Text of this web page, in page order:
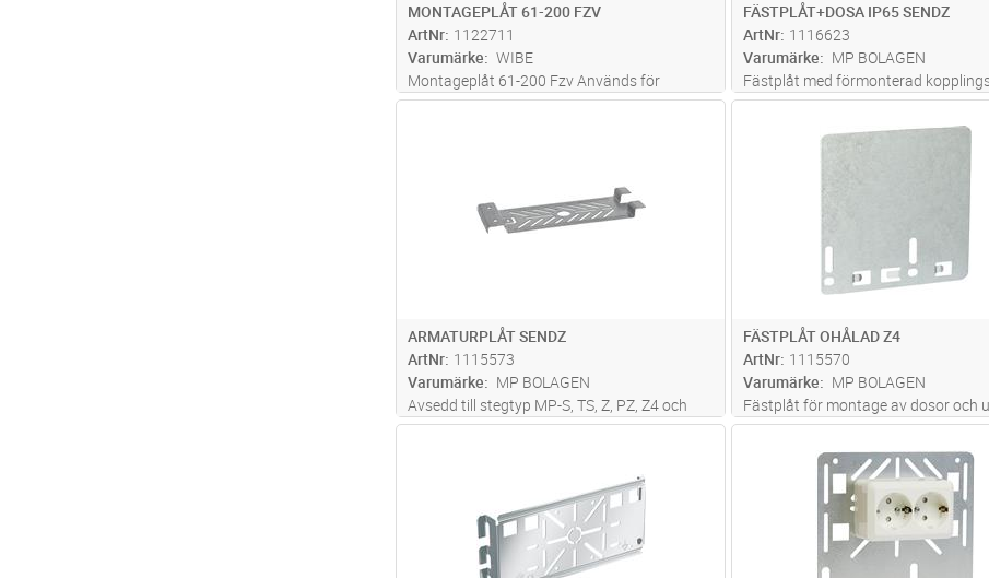
MONTAGEPLÅT 61-200 FZV
ArtNr 1122711
Varumärke
WIBE
Montageplåt 61-200 Fzv Används för
montage på vertikala kabelstegar,
FÄSTPLÅT+DOSA IP65 SENDZ
ArtNr 1116623
Varumärke
MP BOLAGEN
Fästplåt med förmonterad
IP65 i vit termoplast med tio
Levereras utan plint. Passande
dragavlastning, ABB E14 382 73,
ARMATURPLÅT SENDZ
ArtNr 1115573
Varumärke
MP BOLAGEN
Avsedd till stegtyp MP-S, TS, Z, PZ, Z4 och
PZ4. Läggs mellan två stegpinnar.
Lägg i
FÄSTPLÅT OHÅLAD Z4
ArtNr 1115570
Varumärke
MP BOLAGEN
Fästplåt för montage av dosor och
m. Snäpps fast i stegsidan på
MP-S, TS, Z, PZ, PZ4 och Z4. Skruvas
stegtyp MP-FZ.
ST Lägg i